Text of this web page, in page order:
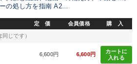
の処し方を指南 A2...
定 価 会員価格 購 入
同じです）
6,600円 6,600円
カートに
入れる